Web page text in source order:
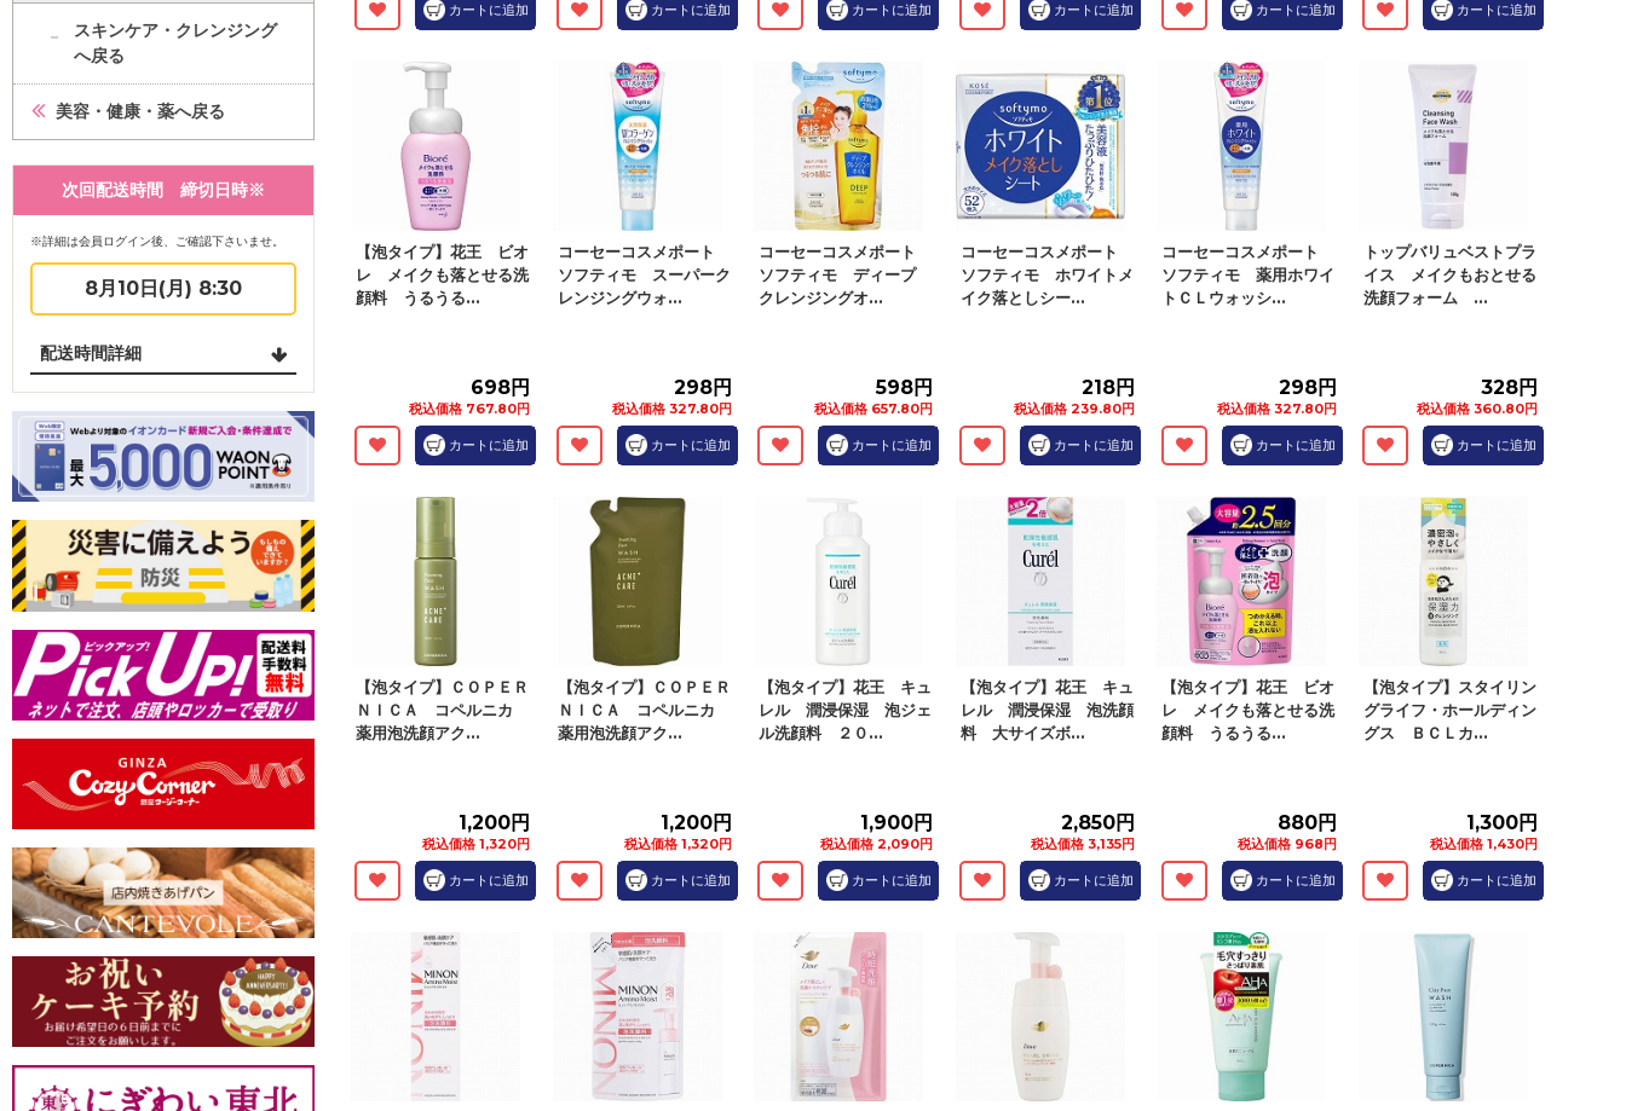
スキンケア・クレンジング
へ戻る
美容・健康・薬へ戻る
次回配送時間 締切日時※
※詳細は会員ログイン後、ご確認下さいませ。
8月10日(月) 8:30
配送時間詳細
カートに追加 カートに追加 カートに追加 カートに追加 カートに追加 カートに追加
【泡タイプ】花王 ビオ
レ メイクも落とせる洗
顔料 うるうる...
698円
税込価格 767.80円
カートに追加
コーセーコスメポート
ソフティモ スーパーク
レンジングウォ...
298円
税込価格 327.80円
カートに追加
コーセーコスメポート
ソフティモ ディープ
クレンジングオ...
598円
税込価格 657.80円
カートに追加
コーセーコスメポート
ソフティモ ホワイトメ
イク落としシー...
218円
税込価格 239.80円
カートに追加
コーセーコスメポート
ソフティモ 薬用ホワイ
トＣＬウォッシ...
298円
税込価格 327.80円
カートに追加
トップバリュベストプラ
イス メイクもおとせる
洗顔フォーム ...
328円
税込価格 360.80円
カートに追加
【泡タイプ】ＣＯＰＥＲ
ＮＩＣＡ コペルニカ
薬用泡洗顔アク...
1,200円
税込価格 1,320円
カートに追加
【泡タイプ】ＣＯＰＥＲ
ＮＩＣＡ コペルニカ
薬用泡洗顔アク...
1,200円
税込価格 1,320円
カートに追加
【泡タイプ】花王 キュ
レル 潤浸保湿 泡ジェ
ル洗顔料 ２０...
1,900円
税込価格 2,090円
カートに追加
【泡タイプ】花王 キュ
レル 潤浸保湿 泡洗顔
料 大サイズボ...
2,850円
税込価格 3,135円
カートに追加
【泡タイプ】花王 ビオ
レ メイクも落とせる洗
顔料 うるうる...
880円
税込価格 968円
カートに追加
【泡タイプ】スタイリン
グライフ・ホールディン
グス ＢＣＬカ...
1,300円
税込価格 1,430円
カートに追加